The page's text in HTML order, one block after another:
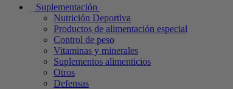
Suplementación
Nutrición Deportiva
Productos de alimentación especial
Control de peso
Vitaminas y minerales
Suplementos alimenticios
Otros
Defensas